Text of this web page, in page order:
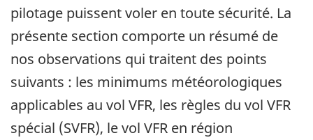
pilotage puissent voler en toute sécurité. La
présente section comporte un résumé de
nos observations qui traitent des points
suivants : les minimums météorologiques
applicables au vol VFR, les règles du vol VFR
spécial (SVFR), le vol VFR en région